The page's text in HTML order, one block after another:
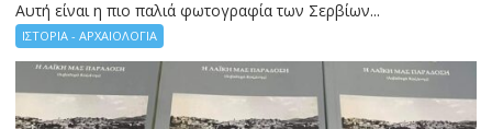
Αυτή είναι η πιο παλιά φωτογραφία των Σερβίων...
ΙΣΤΟΡΙΑ - ΑΡΧΑΙΟΛΟΓΙΑ